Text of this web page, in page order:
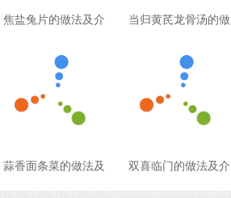
焦盐兔片的做法及介 当归黄芪龙骨汤的做
蒜香面条菜的做法及 双喜临门的做法及介